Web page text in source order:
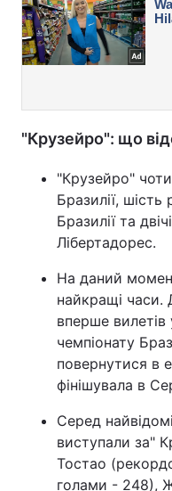
"Крузейро": що
"Крузейро"
Бразилії,
Бразилії та
Лібертадорес.
На даний
найкращі
вперше вилетів
чемпіонату
повернутися в
фінішувала в
Серед
виступали за"
Тостао
голами - 248),